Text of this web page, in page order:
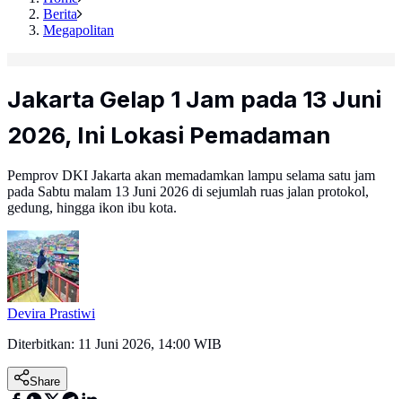
Berita
Megapolitan
Jakarta Gelap 1 Jam pada 13 Juni
2026, Ini Lokasi Pemadaman
Pemprov DKI Jakarta akan memadamkan lampu selama satu jam
pada Sabtu malam 13 Juni 2026 di sejumlah ruas jalan protokol,
gedung, hingga ikon ibu kota.
Devira Prastiwi
Diterbitkan: 11 Juni 2026, 14:00 WIB
Share